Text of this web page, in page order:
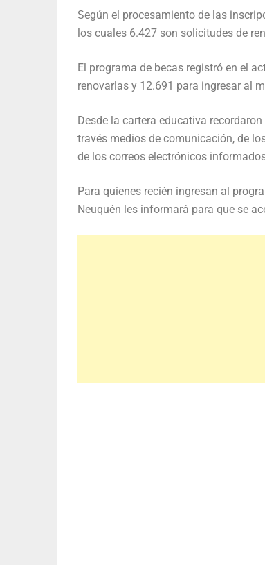
Según el procesamiento de las
los cuales 6.427 son solicitudes de
El programa de becas registró en el
renovarlas y 12.691 para ingresar al
Desde la cartera educativa
través medios de comunicación, de
de los correos electrónicos
Para quienes recién ingresan al
Neuquén les informará para que se